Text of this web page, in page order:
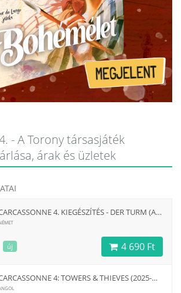
- A Torony társasjáték
árak és üzletek
CARCASSONNE 4. KIEGÉSZÍTÉS - DER TURM (A TORONY)
új 4 690 Ft
CARCASSONNE 4: TOWERS & THIEVES (2025-ÖS KIADÁS)